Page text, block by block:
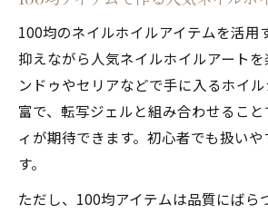
100均のネイルホイルアイテムを活用
抑えながら人気ネイルホイルアート
ンドゥやセリアなどで手に入るホイ
富で、転写ジェルと組み合わせるこ
ィが期待できます。初心者でも扱い
す。
ただし、100均アイテムは品質にばら